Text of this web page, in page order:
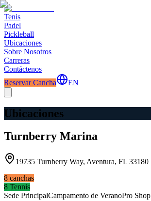
Tenis
Padel
Pickleball
Ubicaciones
Sobre Nosotros
Carreras
Contáctenos
Reservar Cancha
EN
Ubicaciones
Turnberry Marina
19735 Turnberry Way, Aventura, FL 33180
8 canchas
8 Tennis
Sede PrincipalCampamento de VeranoPro Shop